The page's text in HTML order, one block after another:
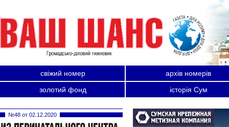
свіжий номер
архів номерів
золотий фонд
історія Сум
№48 от 02.12.2020